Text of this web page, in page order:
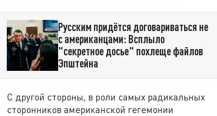
Русским придётся договариваться не
с американцами: Всплыло
"секретное досье" похлеще файлов
Эпштейна
С другой стороны, в роли самых радикальных
сторонников американской гегемонии